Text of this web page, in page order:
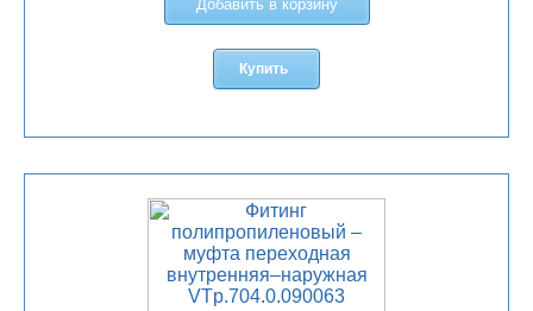
Добавить в корзину
Купить